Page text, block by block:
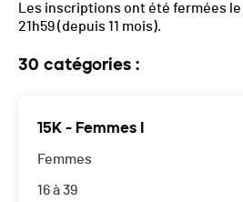
Les inscriptions ont été fermées le
21h59(depuis 11 mois).
30 catégories :
15K - Femmes I
Femmes
16 à 39